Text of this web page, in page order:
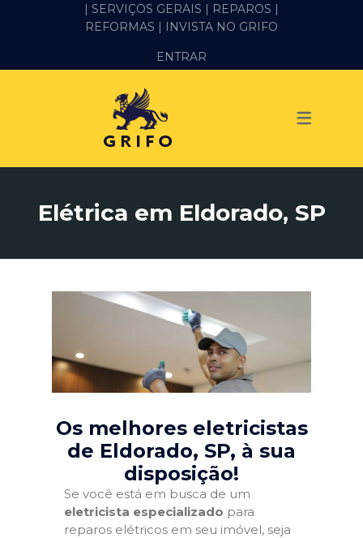
ALVENARIA E PEDREIRO
IMPERMEABILIZAÇÃO
REFORMA
| SERVIÇOS GERAIS | REPAROS |
REFORMAS | INVISTA NO GRIFO
ENTRAR
Elétrica em Eldorado, SP
Os melhores eletricistas
de Eldorado, SP, à sua
disposição!
Se você está em busca de um
eletricista especializado para
reparos elétricos em seu imóvel, seja